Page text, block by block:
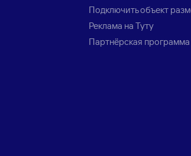
Подключить объект
Реклама на Туту
Партнёрская программа